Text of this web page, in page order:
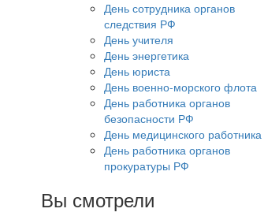
День сотрудника органов
следствия РФ
День учителя
День энергетика
День юриста
День военно-морского флота
День работника органов
безопасности РФ
День медицинского работника
День работника органов
прокуратуры РФ
Вы смотрели